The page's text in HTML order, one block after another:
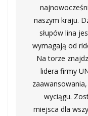
naszym kraju.
słupów lina
wymagają od
Na torze
lidera firmy
wyciągu.
miejsca dla